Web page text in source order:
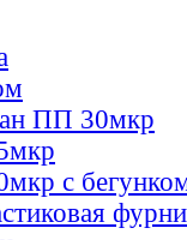
ПП 30мкр
с